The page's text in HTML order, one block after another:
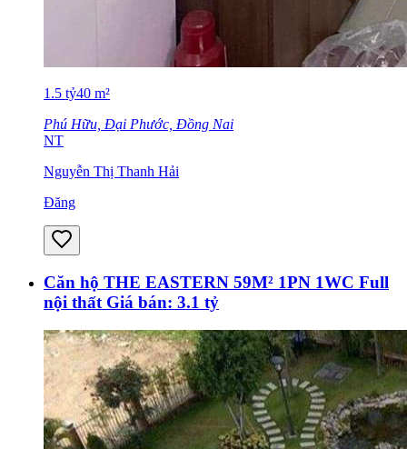
1.5 tỷ40 m²
Phú Hữu, Đại Phước, Đồng Nai
NT
Nguyễn Thị Thanh Hải
Đăng
Căn hộ THE EASTERN 59M² 1PN 1WC Full
nội thất Giá bán: 3.1 tỷ